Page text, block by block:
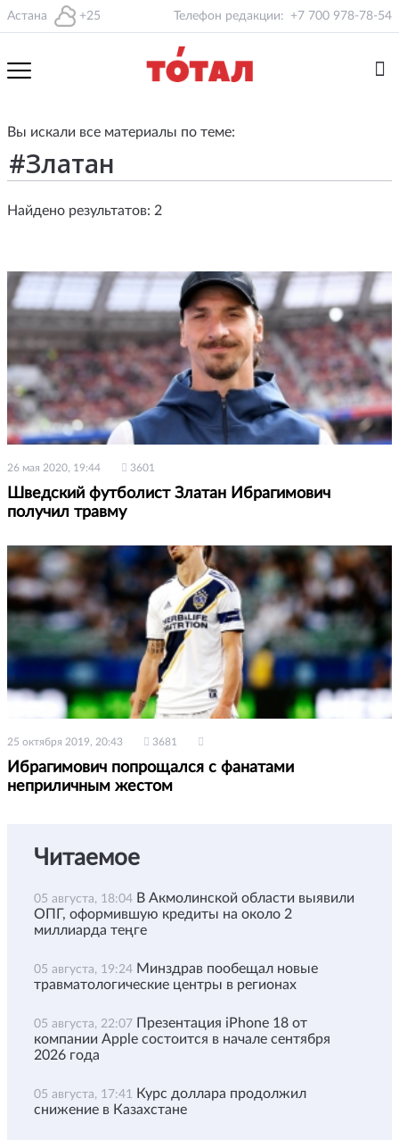
Астана +25 Телефон редакции: +7 700 978-78-54
Вы искали все материалы по теме:
Найдено результатов: 2
26 мая 2020, 19:44 3601
Шведский футболист Златан Ибрагимович
получил травму
25 октября 2019, 20:43 3681
Ибрагимович попрощался с фанатами
неприличным жестом
Читаемое
05 августа, 18:04 В Акмолинской области выявили
ОПГ, оформившую кредиты на около 2
миллиарда теңге
05 августа, 19:24 Минздрав пообещал новые
травматологические центры в регионах
05 августа, 22:07 Презентация iPhone 18 от
компании Apple состоится в начале сентября
2026 года
05 августа, 17:41 Курс доллара продолжил
снижение в Казахстане